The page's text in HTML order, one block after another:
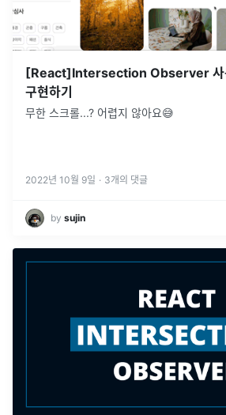
[React]Intersection Observer 사
구현하기
무한 스크롤...? 어렵지 않아요😅
2022년 10월 9일 · 3개의 댓글
by sujin